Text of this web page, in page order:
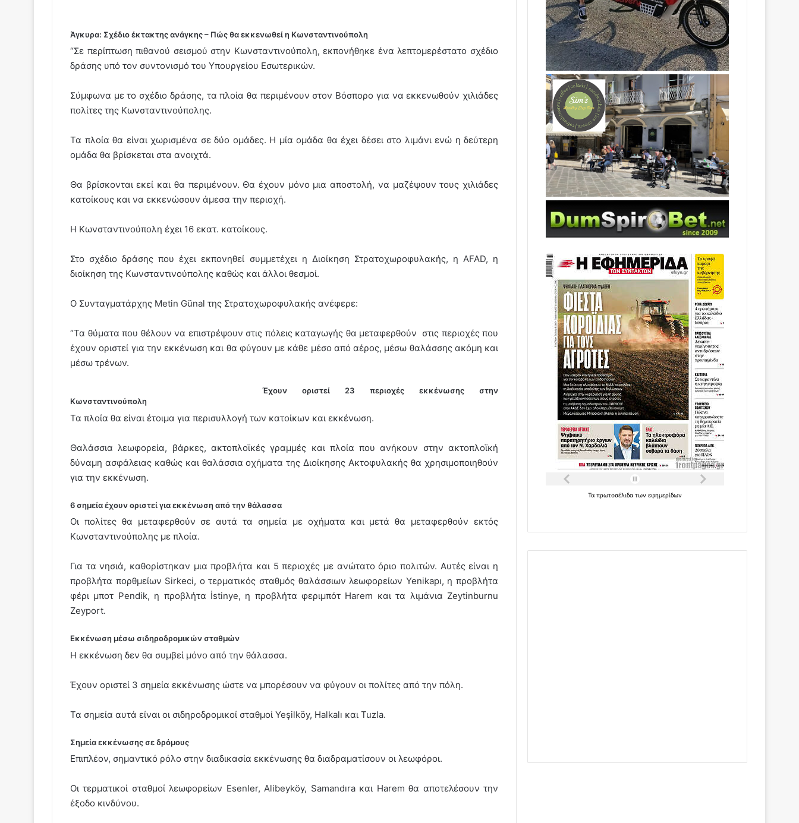
Άγκυρα: Σχέδιο έκτακτης ανάγκης – Πώς θα εκκενωθεί η Κωνσταντινούπολη
“Σε περίπτωση πιθανού σεισμού στην Κωνσταντινούπολη, εκπονήθηκε ένα λεπτομερέστατο σχέδιο
δράσης υπό τον συντονισμό του Υπουργείου Εσωτερικών.
Σύμφωνα με το σχέδιο δράσης, τα πλοία θα περιμένουν στον Βόσπορο για να εκκενωθούν χιλιάδες
πολίτες της Κωνσταντινούπολης.
Τα πλοία θα είναι χωρισμένα σε δύο ομάδες. Η μία ομάδα θα έχει δέσει στο λιμάνι ενώ η δεύτερη
ομάδα θα βρίσκεται στα ανοιχτά.
Θα βρίσκονται εκεί και θα περιμένουν. Θα έχουν μόνο μια αποστολή, να μαζέψουν τους χιλιάδες
κατοίκους και να εκκενώσουν άμεσα την περιοχή.
Η Κωνσταντινούπολη έχει 16 εκατ. κατοίκους.
Στο σχέδιο δράσης που έχει εκπονηθεί συμμετέχει η Διοίκηση Στρατοχωροφυλακής, η AFAD, η
διοίκηση της Κωνσταντινούπολης καθώς και άλλοι θεσμοί.
Ο Συνταγματάρχης Metin Günal της Στρατοχωροφυλακής ανέφερε:
“Τα θύματα που θέλουν να επιστρέψουν στις πόλεις καταγωγής θα μεταφερθούν στις περιοχές που
έχουν οριστεί για την εκκένωση και θα φύγουν με κάθε μέσο από αέρος, μέσω θαλάσσης ακόμη και
μέσω τρένων.
Έχουν οριστεί 23 περιοχές εκκένωσης στην
Κωνσταντινούπολη
Τα πλοία θα είναι έτοιμα για περισυλλογή των κατοίκων και εκκένωση.
Θαλάσσια λεωφορεία, βάρκες, ακτοπλοϊκές γραμμές και πλοία που ανήκουν στην ακτοπλοϊκή
δύναμη ασφάλειας καθώς και θαλάσσια οχήματα της Διοίκησης Ακτοφυλακής θα χρησιμοποιηθούν
για την εκκένωση.
6 σημεία έχουν οριστεί για εκκένωση από την θάλασσα
Οι πολίτες θα μεταφερθούν σε αυτά τα σημεία με οχήματα και μετά θα μεταφερθούν εκτός
Κωνσταντινούπολης με πλοία.
Για τα νησιά, καθορίστηκαν μια προβλήτα και 5 περιοχές με ανώτατο όριο πολιτών. Αυτές είναι η
προβλήτα πορθμείων Sirkeci, ο τερματικός σταθμός θαλάσσιων λεωφορείων Yenikapı, η προβλήτα
φέρι μποτ Pendik, η προβλήτα İstinye, η προβλήτα φεριμπότ Harem και τα λιμάνια Zeytinburnu
Zeyport.
Εκκένωση μέσω σιδηροδρομικών σταθμών
Η εκκένωση δεν θα συμβεί μόνο από την θάλασσα.
Έχουν οριστεί 3 σημεία εκκένωσης ώστε να μπορέσουν να φύγουν οι πολίτες από την πόλη.
Τα σημεία αυτά είναι οι σιδηροδρομικοί σταθμοί Yeşilköy, Halkalı και Tuzla.
Σημεία εκκένωσης σε δρόμους
Επιπλέον, σημαντικό ρόλο στην διαδικασία εκκένωσης θα διαδραματίσουν οι λεωφόροι.
Οι τερματικοί σταθμοί λεωφορείων Esenler, Alibeyköy, Samandıra και Harem θα αποτελέσουν την
έξοδο κινδύνου.
Ταπρωτοσέλιδατωνεφημερίδων